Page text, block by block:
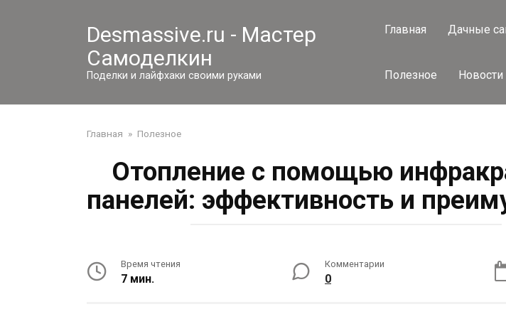
Desmassive.ru - Мастер
Самоделкин
Поделки и лайфхаки своими руками
Главная Дачные
Полезное Новости
Главная » Полезное
Отопление с помощью
панелей: эффективность и
Время чтения
7 мин.
Комментарии
0